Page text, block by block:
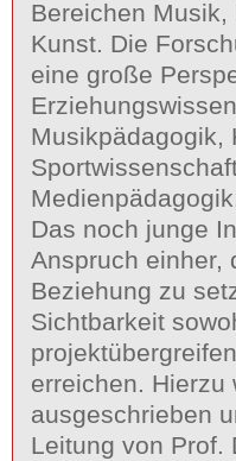
Bereichen
Kunst. Die
eine große
Musikpädagogik,
Das noch junge
Anspruch einher,
Beziehung zu
Sichtbarkeit
erreichen. Hierzu
ausgeschrieben
Leitung von Prof.